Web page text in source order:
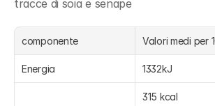
tracce di soia e senape
componente Valori medi per
Energia 1332kJ
315 kcal